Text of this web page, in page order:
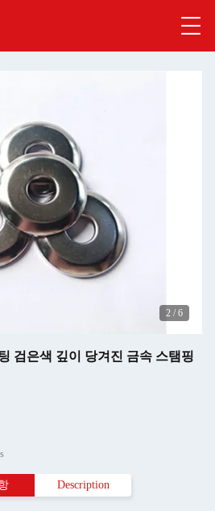
3 / 6
검은색 깊이 당겨진 금속 스탬핑
Description